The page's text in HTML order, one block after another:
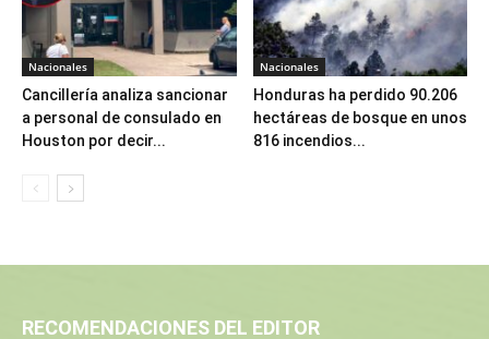
Nacionales
Cancillería analiza sancionar
a personal de consulado en
Houston por decir...
Nacionales
Honduras ha perdido 90.206
hectáreas de bosque en unos
816 incendios...
RECOMENDACIONES DEL EDITOR